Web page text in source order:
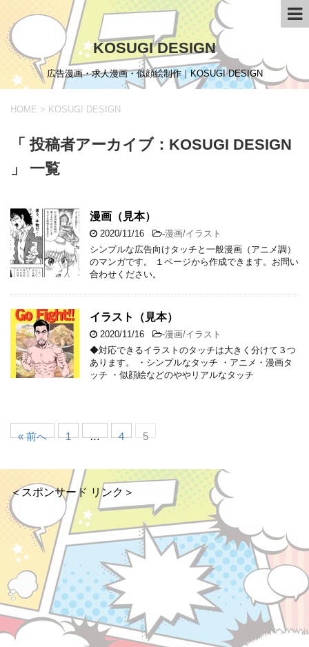
KOSUGI DESIGN
広告漫画・求人漫画・似顔絵制作｜KOSUGI DESIGN
HOME > KOSUGI DESIGN
「 投稿者アーカイブ：KOSUGI DESIGN
」 一覧
漫画（見本）
2020/11/16 -漫画/イラスト
シンプルな広告向けタッチと一般漫画（アニメ調）
のマンガです。 １ページから作成できます。お問い
合わせください。
イラスト（見本）
2020/11/16 -漫画/イラスト
◆対応できるイラストのタッチは大きく分けて３つ
あります。 ・シンプルなタッチ ・アニメ・漫画タ
ッチ ・似顔絵などのややリアルなタッチ
« 前へ 1 … 4 5
＜スポンサード リンク＞